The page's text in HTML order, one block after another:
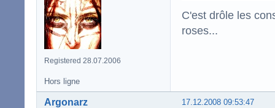
Registered 28.07.2006
C'est drôle les
roses...
Hors ligne
17.12.2008 09:53:47
Argonarz